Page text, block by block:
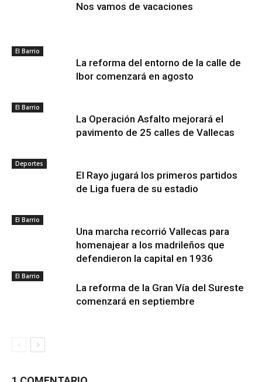
Nos vamos de vacaciones
El Barrio
La reforma del entorno de la calle de
Ibor comenzará en agosto
El Barrio
La Operación Asfalto mejorará el
pavimento de 25 calles de Vallecas
Deportes
El Rayo jugará los primeros partidos
de Liga fuera de su estadio
El Barrio
Una marcha recorrió Vallecas para
homenajear a los madrileños que
defendieron la capital en 1936
El Barrio
La reforma de la Gran Vía del Sureste
comenzará en septiembre